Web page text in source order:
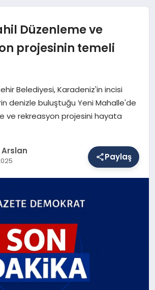
Düzenleme ve
projesinin temeli
Belediyesi, Karadeniz'in incisi
denizle buluştuğu Yeni Mahalle'de
ve rekreasyon projesini hayata
Paylaş